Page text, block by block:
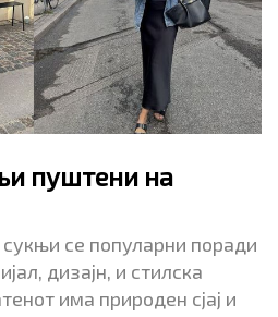
пуштени на
се популарни поради
дизајн, и стилска
има природен сјај и